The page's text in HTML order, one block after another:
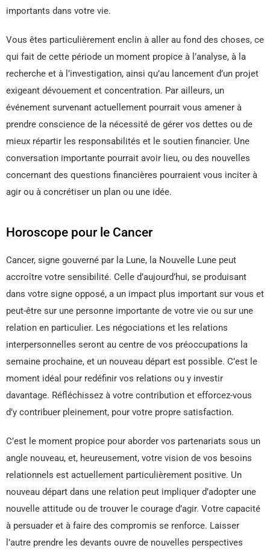
importants dans votre vie.
Vous êtes particulièrement enclin à aller au fond des choses, ce
qui fait de cette période un moment propice à l’analyse, à la
recherche et à l’investigation, ainsi qu’au lancement d’un projet
exigeant dévouement et concentration. Par ailleurs, un
événement survenant actuellement pourrait vous amener à
prendre conscience de la nécessité de gérer vos dettes ou de
mieux répartir les responsabilités et le soutien financier. Une
conversation importante pourrait avoir lieu, ou des nouvelles
concernant des questions financières pourraient vous inciter à
agir ou à concrétiser un plan ou une idée.
Horoscope pour le Cancer
Cancer, signe gouverné par la Lune, la Nouvelle Lune peut
accroître votre sensibilité. Celle d’aujourd’hui, se produisant
dans votre signe opposé, a un impact plus important sur vous et
peut-être sur une personne importante de votre vie ou sur une
relation en particulier. Les négociations et les relations
interpersonnelles seront au centre de vos préoccupations la
semaine prochaine, et un nouveau départ est possible. C’est le
moment idéal pour redéfinir vos relations ou y investir
davantage. Réfléchissez à votre contribution et efforcez-vous
d’y contribuer pleinement, pour votre propre satisfaction.
C’est le moment propice pour aborder vos partenariats sous un
angle nouveau, et, heureusement, votre vision de vos besoins
relationnels est actuellement particulièrement positive. Un
nouveau départ dans une relation peut impliquer d’adopter une
nouvelle attitude ou de trouver le courage d’agir. Votre capacité
à persuader et à faire des compromis se renforce. Laisser
l’autre prendre les devants ouvre de nouvelles perspectives